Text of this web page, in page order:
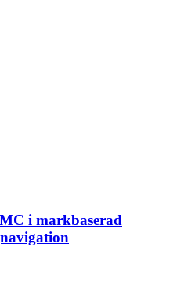
i markbaserad